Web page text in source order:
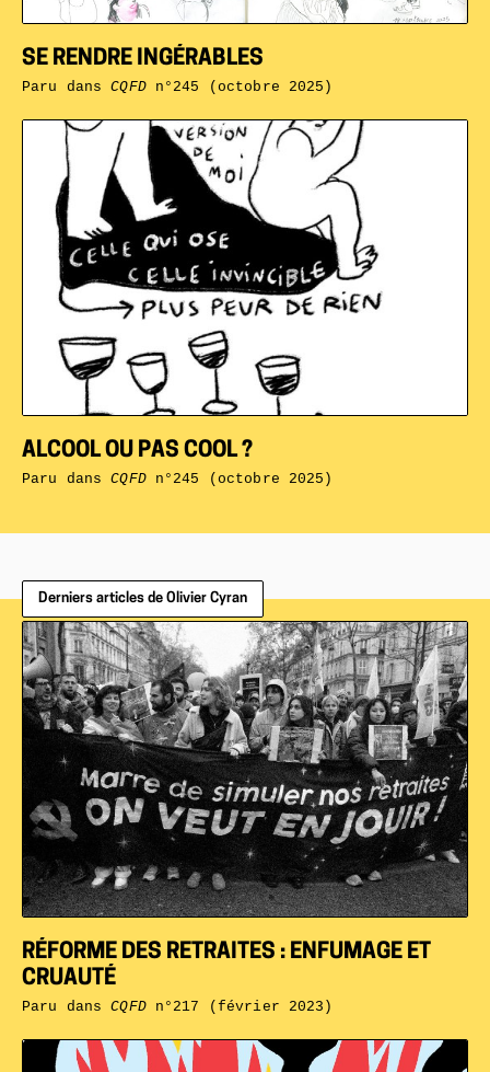
ALCOOL OU PAS COOL ?
Paru dansCQFDn°245 (octobre 2025)
SE RENDRE INGÉRABLES
Paru dansCQFDn°245 (octobre 2025)
Derniers articles de Olivier Cyran
RÉFORME DES RETRAITES : ENFUMAGE ET
CRUAUTÉ
Paru dansCQFDn°217 (février 2023)